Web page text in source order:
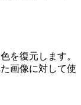
を復元します。
画像に対して使